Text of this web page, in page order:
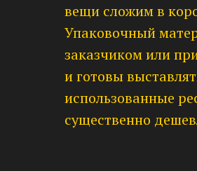
вещи сложим в
Упаковочный
заказчиком или
и готовы
использованные
существенно